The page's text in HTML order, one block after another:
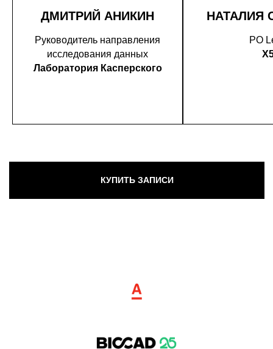
ДМИТРИЙ АНИКИН
Руководитель направления
исследования данных
Лаборатория Касперского
НАТАЛИЯ
PO